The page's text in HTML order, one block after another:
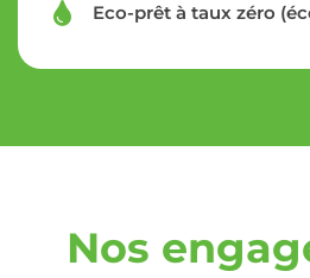
Eco-prêt à taux zéro
Nos